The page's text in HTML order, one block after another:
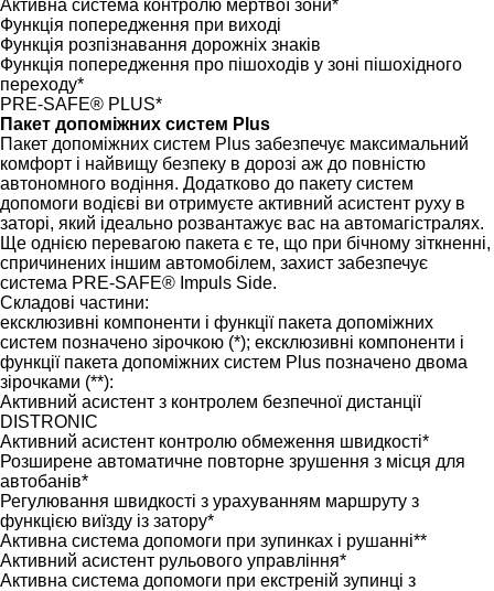
Активна система контролю мертвої зони*
Функція попередження при виході
Функція розпізнавання дорожніх знаків
Функція попередження про пішоходів у зоні пішохідного
переходу*
PRE-SAFE® PLUS*
Пакет допоміжних систем Plus
Пакет допоміжних систем Plus забезпечує максимальний
комфорт і найвищу безпеку в дорозі аж до повністю
автономного водіння. Додатково до пакету систем
допомоги водієві ви отримуєте активний асистент руху в
заторі, який ідеально розвантажує вас на автомагістралях.
Ще однією перевагою пакета є те, що при бічному зіткненні,
спричинених іншим автомобілем, захист забезпечує
система PRE-SAFE® Impuls Side.
Складові частини:
ексклюзивні компоненти і функції пакета допоміжних
систем позначено зірочкою (*); ексклюзивні компоненти і
функції пакета допоміжних систем Plus позначено двома
зірочками (**):
Активний асистент з контролем безпечної дистанції
DISTRONIC
Активний асистент контролю обмеження швидкості*
Розширене автоматичне повторне зрушення з місця для
автобанів*
Регулювання швидкості з урахуванням маршруту з
функцією виїзду із затору*
Активна система допомоги при зупинках і рушанні**
Активний асистент рульового управління*
Активна система допомоги при екстреній зупинці з